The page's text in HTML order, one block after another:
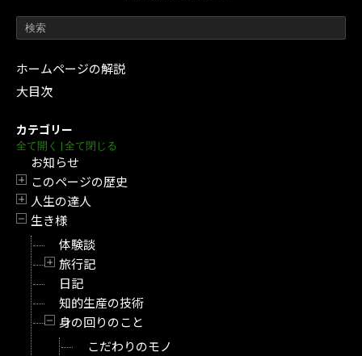
ホームページの解説
大目次
カテゴリー
全て開く | 全て閉じる
お知らせ
開閉
このページの歴史
開閉
人生の達人
開閉
生き様
体験談
開閉
旅行記
日記
知的生産の技術
開閉
身の回りのこと
こだわりのモノ